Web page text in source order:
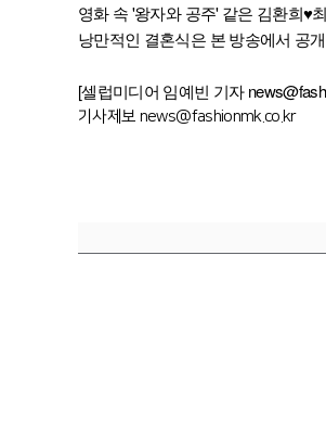
영화 속 '왕자와 공주' 같은 김환희♥
낭만적인 결혼식은 본 방송에서 공
[셀럽미디어 임예빈 기자
기사제보 news@fashionmk.co.kr